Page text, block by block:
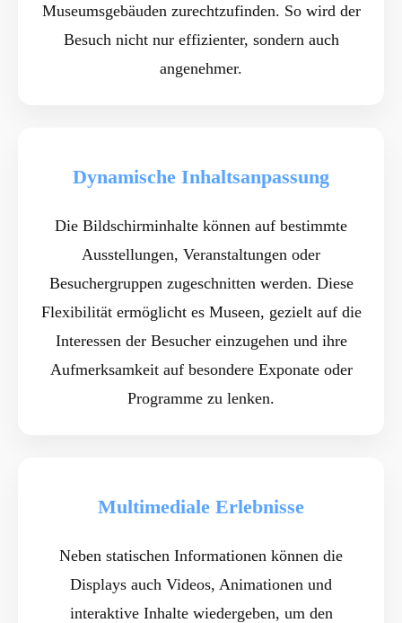
Museumsgebäuden zurechtzufinden. So wird der
Besuch nicht nur effizienter, sondern auch
angenehmer.
Dynamische Inhaltsanpassung
Die Bildschirminhalte können auf bestimmte
Ausstellungen, Veranstaltungen oder
Besuchergruppen zugeschnitten werden. Diese
Flexibilität ermöglicht es Museen, gezielt auf die
Interessen der Besucher einzugehen und ihre
Aufmerksamkeit auf besondere Exponate oder
Programme zu lenken.
Multimediale Erlebnisse
Neben statischen Informationen können die
Displays auch Videos, Animationen und
interaktive Inhalte wiedergeben, um den